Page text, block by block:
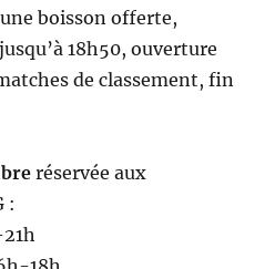
boisson offerte,
18h50, ouverture
de classement, fin
réservée aux
: